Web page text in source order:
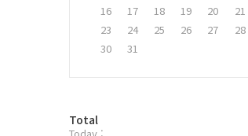
16
17 18 19 20 21
23
24 25 26 27 28
30
31
방
Total